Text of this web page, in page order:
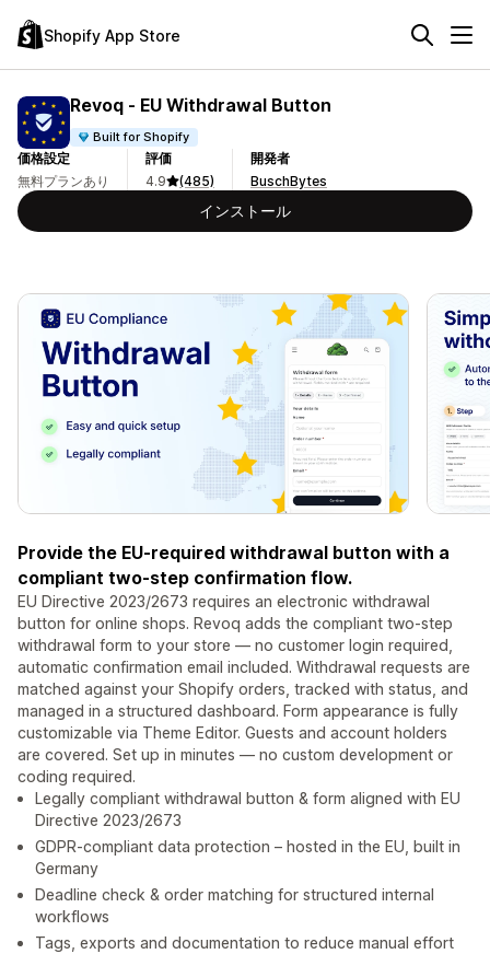
Shopify App Store
Revoq ‑ EU Withdrawal Button
Built for Shopify
価格設定
無料プランあり
評価
4.9
(485)
開発者
BuschBytes
インストール
Provide the EU-required withdrawal button with a
compliant two-step confirmation flow.
EU Directive 2023/2673 requires an electronic withdrawal
button for online shops. Revoq adds the compliant two-step
withdrawal form to your store — no customer login required,
automatic confirmation email included. Withdrawal requests are
matched against your Shopify orders, tracked with status, and
managed in a structured dashboard. Form appearance is fully
customizable via Theme Editor. Guests and account holders
are covered. Set up in minutes — no custom development or
coding required.
Legally compliant withdrawal button & form aligned with EU
Directive 2023/2673
GDPR-compliant data protection – hosted in the EU, built in
Germany
Deadline check & order matching for structured internal
workflows
Tags, exports and documentation to reduce manual effort